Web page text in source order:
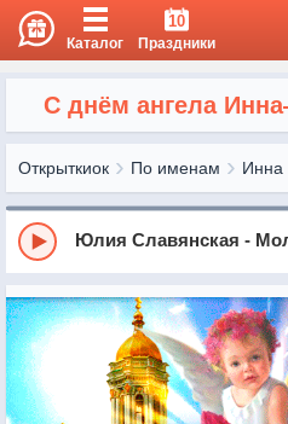
Каталог
10
Праздники
С днём ангела
Открыткиок По именам Инна